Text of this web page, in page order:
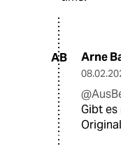
AB Arne
Gibt es